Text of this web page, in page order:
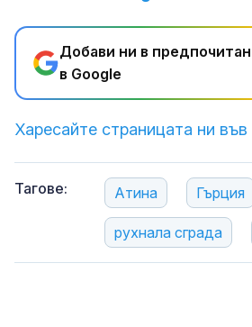
Добави ни в
в Google
Харесайте страницата ни
Тагове: Атина Гърция
рухнала сграда